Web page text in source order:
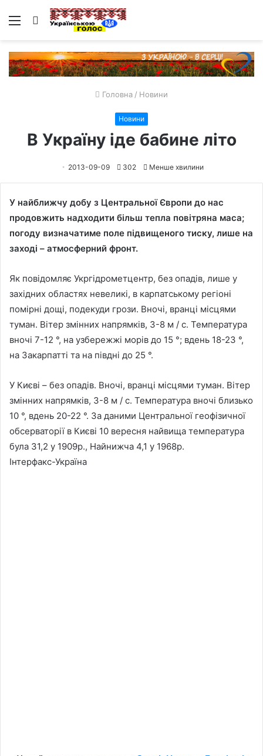
Меню Пошук
Головна / Новини
Новини
В Україну іде бабине літо
2013-09-09 302 Менше хвилини
У найближчу добу з Центральної Європи до нас
продовжить надходити більш тепла повітряна маса;
погоду визначатиме поле підвищеного тиску, лише на
заході – атмосферний фронт.
Як повідомляє Укргідрометцентр, без опадів, лише у
західних областях невеликі, в карпатському регіоні
помірні дощі, подекуди грози. Вночі, вранці місцями
туман. Вітер змінних напрямків, 3-8 м / с. Температура
вночі 7-12 °, на узбережжі морів до 15 °; вдень 18-23 °,
на Закарпатті та на півдні до 25 °.
У Києві – без опадів. Вночі, вранці місцями туман. Вітер
змінних напрямків, 3-8 м / с. Температура вночі близько
10 °, вдень 20-22 °. За даними Центральної геофізичної
обсерваторії в Києві 10 вересня найвища температура
була 31,2 у 1909р., Найнижча 4,1 у 1968р.
Інтерфакс-Україна